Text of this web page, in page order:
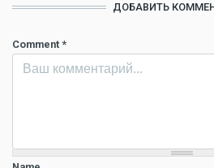
ДОБАВИТЬ
Comment *